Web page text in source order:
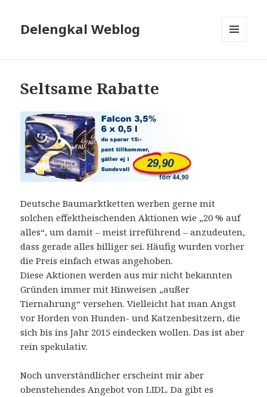
Delengkal Weblog
Seltsame Rabatte
Deutsche Baumarktketten werben gerne mit
solchen effektheischenden Aktionen wie „20 % auf
alles“, um damit – meist irreführend – anzudeuten,
dass gerade alles billiger sei. Häufig wurden vorher
die Preis einfach etwas angehoben.
Diese Aktionen werden aus mir nicht bekannten
Gründen immer mit Hinweisen „außer
Tiernahrung“ versehen. Vielleicht hat man Angst
vor Horden von Hunden- und Katzenbesitzern, die
sich bis ins Jahr 2015 eindecken wollen. Das ist aber
rein spekulativ.
Noch unverständlicher erscheint mir aber
obenstehendes Angebot von LIDL. Da gibt es